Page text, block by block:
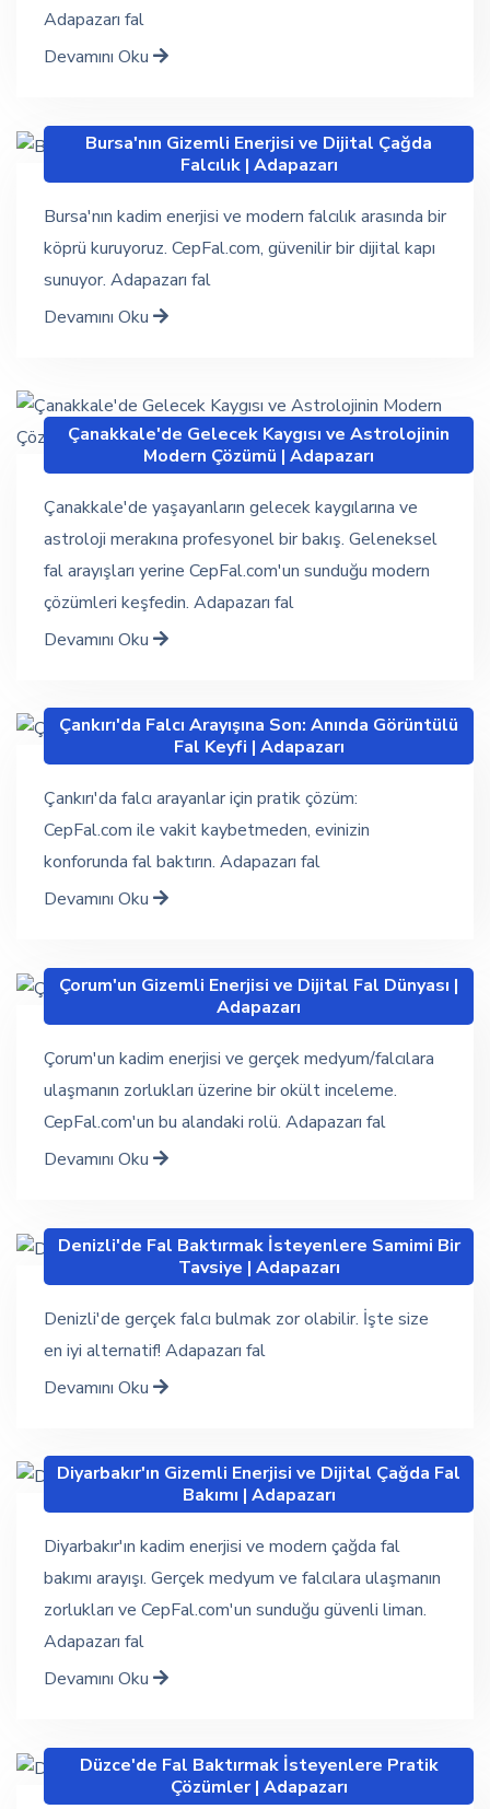
Adapazarı fal
Devamını Oku
Bursa'nın Gizemli Enerjisi ve Dijital Çağda
Falcılık | Adapazarı
Bursa'nın kadim enerjisi ve modern falcılık arasında bir
köprü kuruyoruz. CepFal.com, güvenilir bir dijital kapı
sunuyor. Adapazarı fal
Devamını Oku
Çanakkale'de Gelecek Kaygısı ve Astrolojinin
Modern Çözümü | Adapazarı
Çanakkale'de yaşayanların gelecek kaygılarına ve
astroloji merakına profesyonel bir bakış. Geleneksel
fal arayışları yerine CepFal.com'un sunduğu modern
çözümleri keşfedin. Adapazarı fal
Devamını Oku
Çankırı'da Falcı Arayışına Son: Anında Görüntülü
Fal Keyfi | Adapazarı
Çankırı'da falcı arayanlar için pratik çözüm:
CepFal.com ile vakit kaybetmeden, evinizin
konforunda fal baktırın. Adapazarı fal
Devamını Oku
Çorum'un Gizemli Enerjisi ve Dijital Fal Dünyası |
Adapazarı
Çorum'un kadim enerjisi ve gerçek medyum/falcılara
ulaşmanın zorlukları üzerine bir okült inceleme.
CepFal.com'un bu alandaki rolü. Adapazarı fal
Devamını Oku
Denizli'de Fal Baktırmak İsteyenlere Samimi Bir
Tavsiye | Adapazarı
Denizli'de gerçek falcı bulmak zor olabilir. İşte size
en iyi alternatif! Adapazarı fal
Devamını Oku
Diyarbakır'ın Gizemli Enerjisi ve Dijital Çağda Fal
Bakımı | Adapazarı
Diyarbakır'ın kadim enerjisi ve modern çağda fal
bakımı arayışı. Gerçek medyum ve falcılara ulaşmanın
zorlukları ve CepFal.com'un sunduğu güvenli liman.
Adapazarı fal
Devamını Oku
Düzce'de Fal Baktırmak İsteyenlere Pratik
Çözümler | Adapazarı